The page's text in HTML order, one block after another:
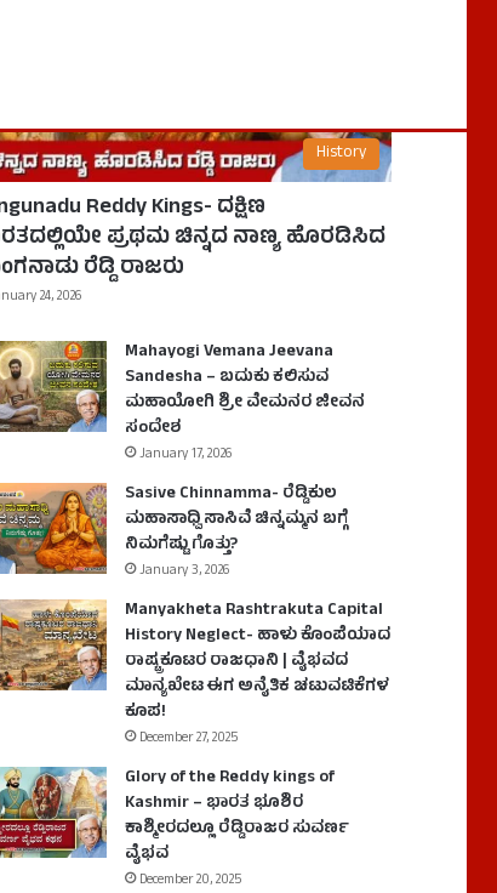
History
Reddy Kings- ದಕ್ಷಿಣ
ಪ್ರಥಮ ಚಿನ್ನದ ನಾಣ್ಯ ಹೊರಡಿಸಿದ
ರೆಡ್ಡಿ ರಾಜರು
24, 2026
Mahayogi Vemana Jeevana
Sandesha – ಬದುಕು ಕಲಿಸುವ
ಮಹಾಯೋಗಿ ಶ್ರೀ ವೇಮನರ ಜೀವನ
ಸಂದೇಶ
January 17, 2026
Sasive Chinnamma- ರೆಡ್ಡಿಕುಲ
ಮಹಾಸಾಧ್ವಿ ಸಾಸಿವೆ ಚಿನ್ನಮ್ಮನ ಬಗ್ಗೆ
ನಿಮಗೆಷ್ಟು ಗೊತ್ತು?
January 3, 2026
Manyakheta Rashtrakuta Capital
History Neglect- ಹಾಳು ಕೊಂಪೆಯಾದ
ರಾಷ್ಟ್ರಕೂಟರ ರಾಜಧಾನಿ | ವೈಭವದ
ಮಾನ್ಯಖೇಟ ಈಗ ಅನೈತಿಕ ಚಟುವಟಿಕೆಗಳ
ಕೂಪ!
December 27, 2025
Glory of the Reddy kings of
Kashmir – ಭಾರತ ಭೂಶಿರ
ಕಾಶ್ಮೀರದಲ್ಲೂ ರೆಡ್ಡಿರಾಜರ ಸುವರ್ಣ
ವೈಭವ
December 20, 2025